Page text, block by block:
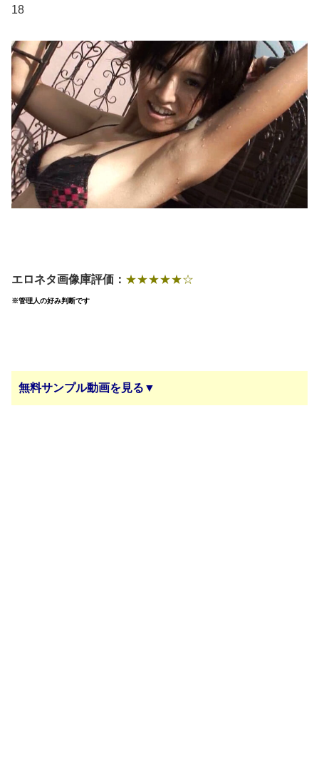
18
エロネタ画像庫評価： ★★★★★☆
※管理人の好み判断です
無料サンプル動画を見る▼